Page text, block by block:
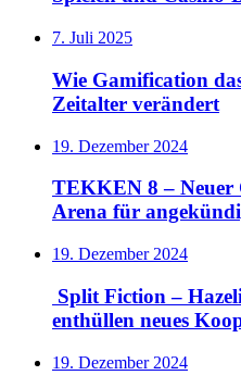
7. Juli 2025
Wie Gamification
Zeitalter verändert
19. Dezember 2024
TEKKEN 8 – Neuer
Arena für
19. Dezember 2024
Split Fiction –
enthüllen neues
19. Dezember 2024